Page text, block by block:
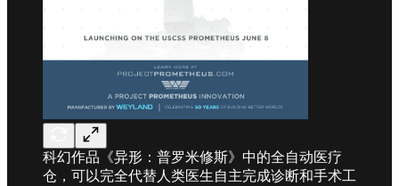
科幻作品《异形：普罗米修斯》中的全自动医疗
仓，可以完全代替人类医生自主完成诊断和手术工